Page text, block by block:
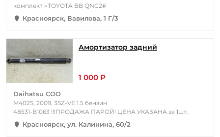
комплект =TOYOTA BB QNC2#
Красноярск, Вавилова, 1 Г/3
Амортизатор задний
1 000 Р
Daihatsu COO
M402S, 2009, 3SZ-VE 1.5 бензин
48531-B1063 !!!ПРОДАЖА ПАРОЙ! ЦЕНА УКАЗАНА за 1шт.
Красноярск, ул. Калинина, 60/2